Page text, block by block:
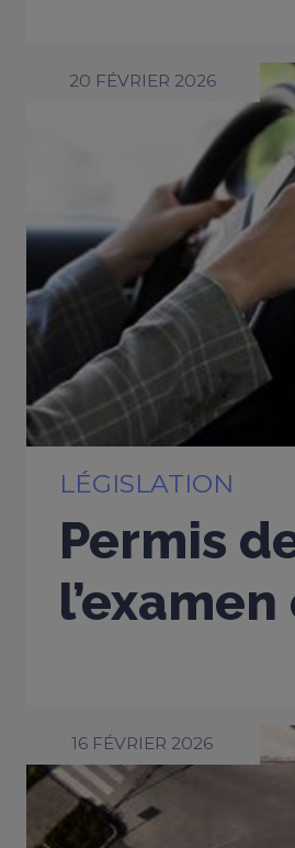
20 FÉVRIER 2026
LÉGISLATION
Permis
16 FÉVRIER 2026